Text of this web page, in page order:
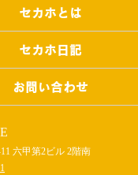
セカホとは
セカホ日記
お問い合わせ
六甲第2ビル 2階南